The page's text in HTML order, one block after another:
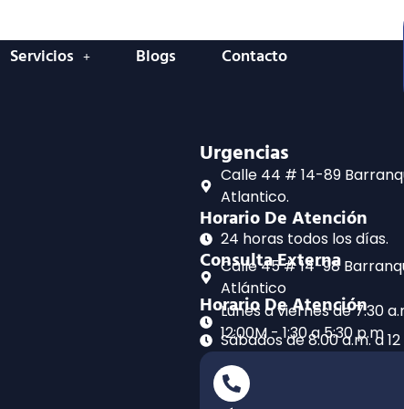
Servicios Blogs Contacto
Urgencias
Calle 44 # 14-89
Atlantico.
Horario De Atención
24 horas todos los días.
Consulta Externa
Calle 45 # 14-98
Atlántico
Horario De Atención
Lunes a viernes de 7:30
12:00M - 1:30 a 5:30 p.m
Sábados de 8:00 a.m. a 12